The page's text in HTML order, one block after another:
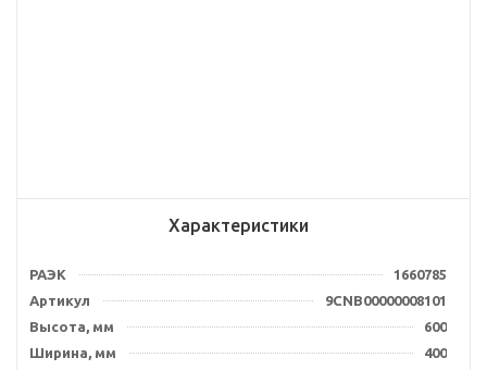
Характеристики
РАЭК
1660785
Артикул
9CNB00000008101
Высота, мм
600
Ширина, мм
400